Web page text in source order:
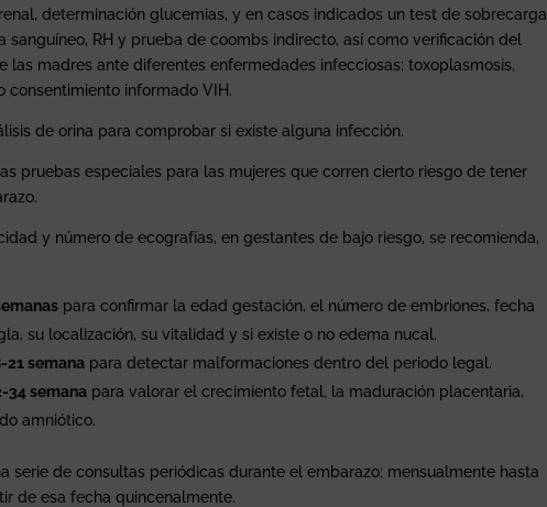
determinación glucemias, y en casos indicados un test de sobrecarga
sanguíneo, RH y prueba de coombs indirecto, así como verificación del
las madres ante diferentes enfermedades infecciosas; toxoplasmosis,
consentimiento informado VIH.
de orina para comprobar si existe alguna infección.
pruebas especiales para las mujeres que corren cierto riesgo de tener
y número de ecografías, en gestantes de bajo riesgo, se recomienda,
para confirmar la edad gestación, el número de embriones, fecha
su localización, su vitalidad y si existe o no edema nucal.
21 semana para detectar malformaciones dentro del periodo legal.
34 semana para valorar el crecimiento fetal, la maduración placentaria,
amniótico.
serie de consultas periódicas durante el embarazo; mensualmente hasta
de esa fecha quincenalmente.